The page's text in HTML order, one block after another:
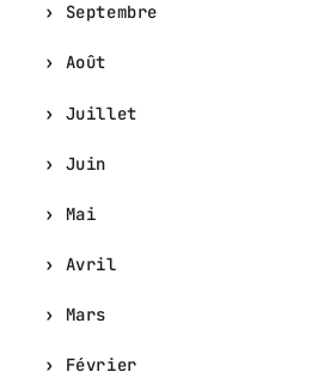
Septembre
Août
Juillet
Juin
Mai
Avril
Mars
Février